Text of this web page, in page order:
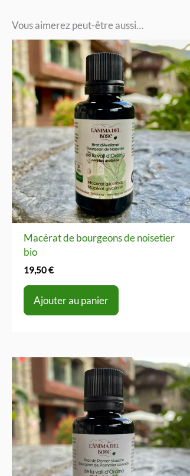
Vous aimerez peut-être aussi…
Macérat de bourgeons de noisetier
bio
19,50€
Ajouter au panier